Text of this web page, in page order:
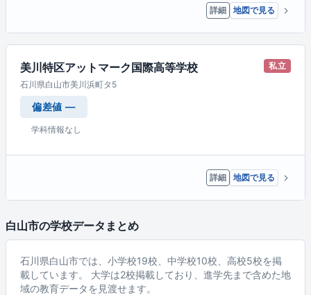
詳細 地図で見る
美川特区アットマーク国際高等学校
私立
石川県白山市美川浜町タ5
偏差値 —
学科情報なし
詳細 地図で見る
白山市の学校データまとめ
石川県白山市では、小学校19校、中学校10校、高校5校を掲
載しています。 大学は2校掲載しており、進学先まで含めた地
域の教育データを見渡せます。